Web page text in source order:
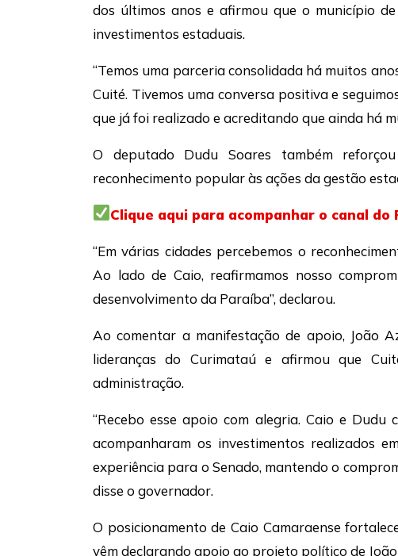
dos últimos anos e afirmou que o município
investimentos estaduais.
“Temos uma parceria consolidada há muitos
Cuité. Tivemos uma conversa positiva e
que já foi realizado e acreditando que ainda há
O deputado Dudu Soares também
reconhecimento popular às ações da gestão
Clique aqui para acompanhar o canal
“Em várias cidades percebemos o
Ao lado de Caio, reafirmamos nosso
desenvolvimento da Paraíba”, declarou.
Ao comentar a manifestação de apoio, João
lideranças do Curimataú e afirmou que
administração.
“Recebo esse apoio com alegria. Caio e
acompanharam os investimentos realizados
experiência para o Senado, mantendo o
disse o governador.
O posicionamento de Caio Camaraense
vêm declarando apoio ao projeto político de